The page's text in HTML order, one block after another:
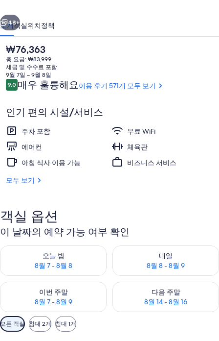
사
진
갤
러
리
로비 좌석 공간
다음
48+
소개객실위치정책
현
재
가
격
은
₩76,363
₩76,363
총 요금: ₩83,999
세금 및 수수료 포함
9월 7일 ~ 9월 8일
이
용
기
9.010점 만점 중 9.0점.
매우 훌륭해요이용 후기 571개 모두 보기
인기 편의 시설/서비스
주차 포함
무료 WiFi
에어컨
체육관
아침 식사 이용 가능
비즈니스 서비스
모두 보기
객실 옵션
이 날짜의 예약 가능 여부 확인
오늘 밤
8월 7 - 8월 8
오늘 밤 예약 가능 여부 확인, 8월 7 - 8월 8
내일
8월 8 - 8월 9
내일 예약 가능 여부 확인, 8월
이번 주말
8월 7 - 8월 9
이번 주말 예약 가능 여부 확인, 8월 7 - 8월 9
다음 주말
8월 14 - 8월 16
다음 주말 예약 가능 여부 확인,
객
실
모든 객실 침대 2개 침대 1개